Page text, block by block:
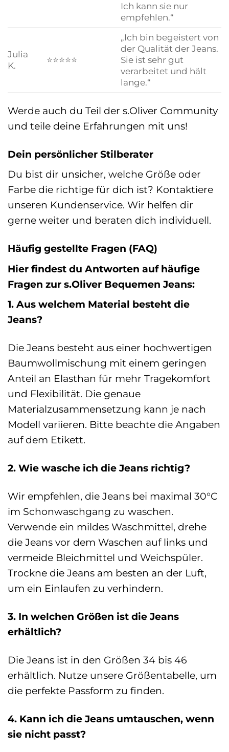
Ich kann sie nur
empfehlen.“
Julia
K.
⭐⭐⭐⭐⭐
„Ich bin begeistert von
der Qualität der Jeans.
Sie ist sehr gut
verarbeitet und hält
lange.“
Werde auch du Teil der s.Oliver Community
und teile deine Erfahrungen mit uns!
Dein persönlicher Stilberater
Du bist dir unsicher, welche Größe oder
Farbe die richtige für dich ist? Kontaktiere
unseren Kundenservice. Wir helfen dir
gerne weiter und beraten dich individuell.
Häufig gestellte Fragen (FAQ)
Hier findest du Antworten auf häufige
Fragen zur s.Oliver Bequemen Jeans:
1. Aus welchem Material besteht die
Jeans?
Die Jeans besteht aus einer hochwertigen
Baumwollmischung mit einem geringen
Anteil an Elasthan für mehr Tragekomfort
und Flexibilität. Die genaue
Materialzusammensetzung kann je nach
Modell variieren. Bitte beachte die Angaben
auf dem Etikett.
2. Wie wasche ich die Jeans richtig?
Wir empfehlen, die Jeans bei maximal 30°C
im Schonwaschgang zu waschen.
Verwende ein mildes Waschmittel, drehe
die Jeans vor dem Waschen auf links und
vermeide Bleichmittel und Weichspüler.
Trockne die Jeans am besten an der Luft,
um ein Einlaufen zu verhindern.
3. In welchen Größen ist die Jeans
erhältlich?
Die Jeans ist in den Größen 34 bis 46
erhältlich. Nutze unsere Größentabelle, um
die perfekte Passform zu finden.
4. Kann ich die Jeans umtauschen, wenn
sie nicht passt?